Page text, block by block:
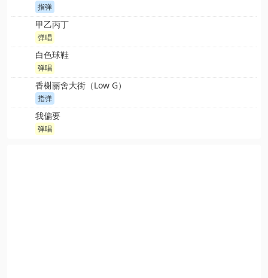
指弹
甲乙丙丁
弹唱
白色球鞋
弹唱
香榭丽舍大街（Low G）
指弹
我偏要
弹唱